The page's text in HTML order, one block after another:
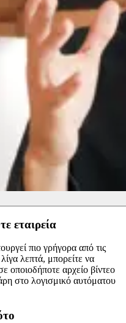
εταιρεία
πιο γρήγορα από τις
λεπτά, μπορείτε να
οποιοδήποτε αρχείο βίντεο
στο λογισμικό αυτόματου